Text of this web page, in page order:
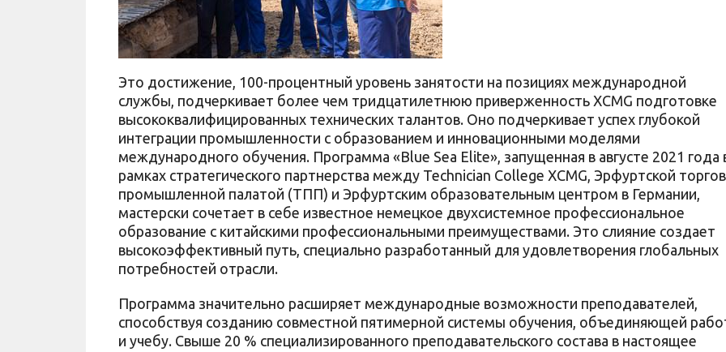
Это достижение, 100-процентный уровень занятости на позициях международной
службы, подчеркивает более чем тридцатилетнюю приверженность XCMG подготовке
высококвалифицированных технических талантов. Оно подчеркивает успех глубокой
интеграции промышленности с образованием и инновационными моделями
международного обучения. Программа «Blue Sea Elite», запущенная в августе 2021 года
рамках стратегического партнерства между Technician College XCMG, Эрфуртской
промышленной палатой (ТПП) и Эрфуртским образовательным центром в Германии,
мастерски сочетает в себе известное немецкое двухсистемное профессиональное
образование с китайскими профессиональными преимуществами. Это слияние создает
высокоэффективный путь, специально разработанный для удовлетворения глобальных
потребностей отрасли.
Программа значительно расширяет международные возможности преподавателей,
способствуя созданию совместной пятимерной системы обучения, объединяющей
и учебу. Свыше 20 % специализированного преподавательского состава в настоящее